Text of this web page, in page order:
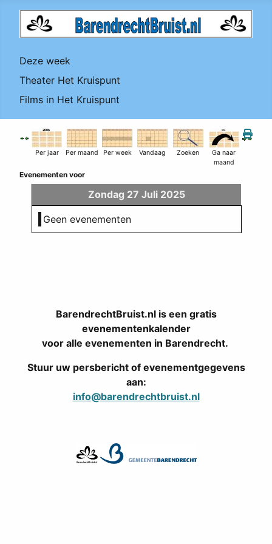
Deze week
Theater Het Kruispunt
Films in Het Kruispunt
Per jaar Per maand Per week Vandaag Zoeken
Ga naar
maand
Evenementen voor
Zondag 27 Juli 2025
Geen evenementen
BarendrechtBruist.nl is een gratis
evenementenkalender
voor alle evenementen in Barendrecht.
Stuur uw persbericht of evenementgegevens
aan:
info@barendrechtbruist.nl